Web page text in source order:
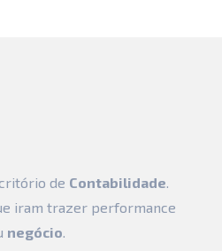
de Contabilidade.
iram trazer performance
negócio.